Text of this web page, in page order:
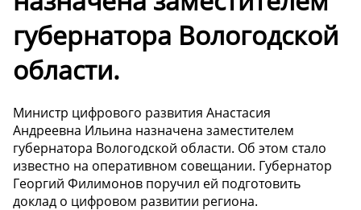
губернатора Вологодской
области.
Министр цифрового развития Анастасия
Андреевна Ильина назначена заместителем
губернатора Вологодской области. Об этом стало
известно на оперативном совещании. Губернатор
Георгий Филимонов поручил ей подготовить
доклад о цифровом развитии региона.